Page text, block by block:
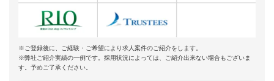
※ご登録後に、ご経験・ご希望により求人案件のご紹介をします。
※弊社ご紹介実績の一例です。採用状況によっては、ご紹介出来ない場合もございま
す。予めご了承ください。